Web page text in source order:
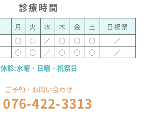
診療時間
月 火 水 木 金 土
日祝祭
○ ○ ／ ○ ○ ○
／
○ ○ ／ ○ ○ ○ ／
休診:水曜・日曜・祝祭日
ご予約・お問い合わせ
076-422-3313